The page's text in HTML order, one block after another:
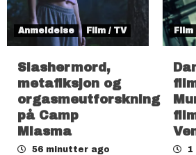
Anmeldelse Film / TV
Slashermord,
metafiksjon og
orgasmeutforskning
på Camp
Miasma
56 minutter ago
Film
1